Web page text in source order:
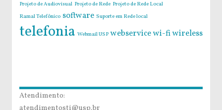
Projeto de Audiovisual Projeto de Rede Projeto de Rede Local
Ramal Telefônico software Suporte em Rede local
telefonia Webmail USP webservicewi-fiwireless
Atendimento: